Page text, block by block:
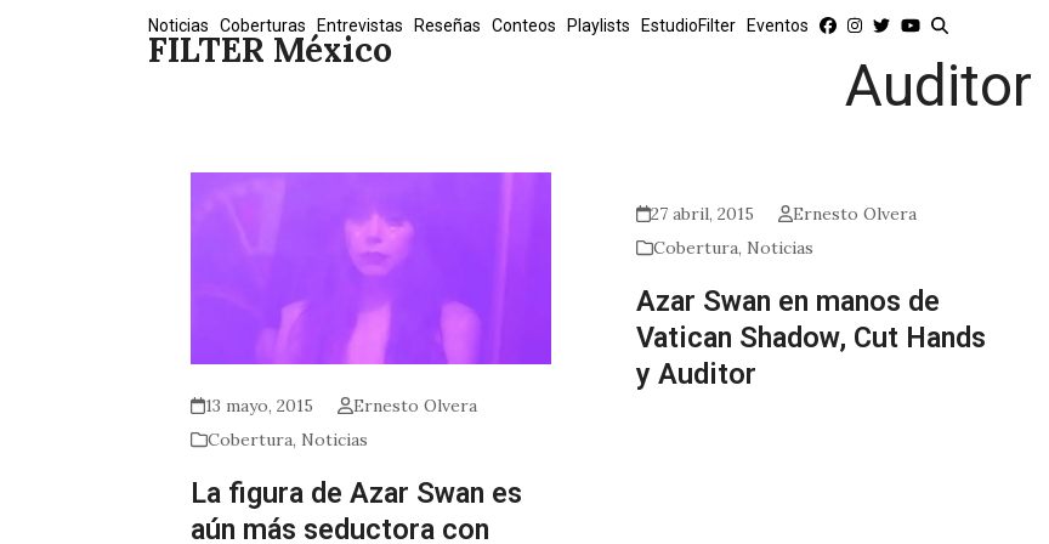
FILTER México
Noticias Coberturas Entrevistas Reseñas Conteos Playlists EstudioFilter Eventos
Auditor
13 mayo, 2015
Ernesto Olvera
Cobertura, Noticias
La figura de Azar Swan es
aún más seductora con
27 abril, 2015
Ernesto Olvera
Cobertura, Noticias
Azar Swan en manos de
Vatican Shadow, Cut Hands
y Auditor